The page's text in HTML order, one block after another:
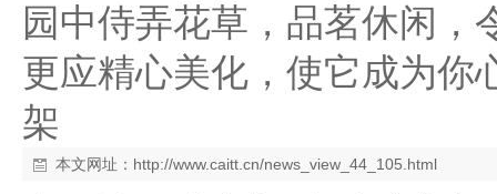
园中侍弄花草，品茗休闲，
更应精心美化，使它成为你
架
本文网址： http://www.caitt.cn/news_view_44_105.html